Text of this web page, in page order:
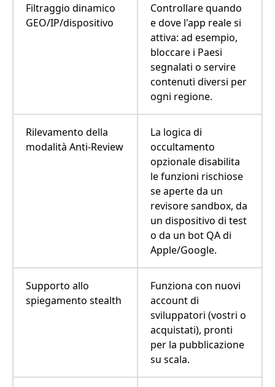
Filtraggio dinamico
GEO/IP/dispositivo
Controllare quando
e dove l'app reale si
attiva: ad esempio,
bloccare i Paesi
segnalati o servire
contenuti diversi per
ogni regione.
Rilevamento della
modalità Anti-Review
La logica di
occultamento
opzionale disabilita
le funzioni rischiose
se aperte da un
revisore sandbox, da
un dispositivo di test
o da un bot QA di
Apple/Google.
Supporto allo
spiegamento stealth
Funziona con nuovi
account di
sviluppatori (vostri o
acquistati), pronti
per la pubblicazione
su scala.